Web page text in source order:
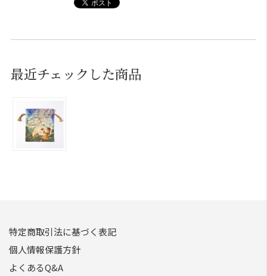
最近チェックした商品
特定商取引法に基づく表記
個人情報保護方針
よくあるQ&A